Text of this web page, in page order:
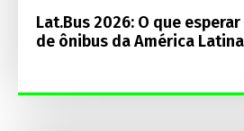
Lat.Bus 2026: O que
de ônibus da América Latina